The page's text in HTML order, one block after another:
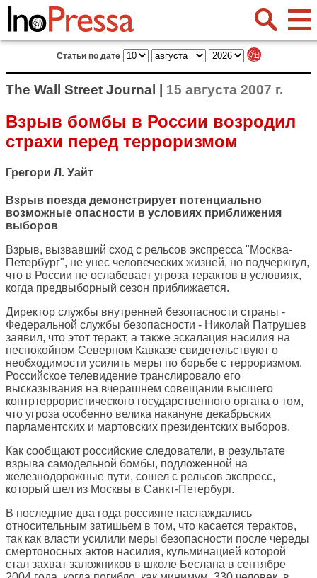
Статьи по дате
The Wall Street Journal | 15 августа 2007 г.
Взрыв бомбы в России возродил
страхи перед терроризмом
Грегори Л. Уайт
Взрыв поезда демонстрирует потенциально
возможные опасности в условиях приближения
выборов
Взрыв, вызвавший сход с рельсов экспресса "Москва-
Петербург", не унес человеческих жизней, но подчеркнул,
что в России не ослабевает угроза терактов в условиях,
когда предвыборный сезон приближается.
Директор службы внутренней безопасности страны -
Федеральной службы безопасности - Николай Патрушев
заявил, что этот теракт, а также эскалация насилия на
неспокойном Северном Кавказе свидетельствуют о
необходимости усилить меры по борьбе с терроризмом.
Российское телевидение транслировало его
высказывания на вчерашнем совещании высшего
контртеррористического государственного органа о том,
что угроза особенно велика накануне декабрьских
парламентских и мартовских президентских выборов.
Как сообщают российские следователи, в результате
взрыва самодельной бомбы, подложенной на
железнодорожные пути, сошел с рельсов экспресс,
который шел из Москвы в Санкт-Петербург.
В последние два года россияне наслаждались
относительным затишьем в том, что касается терактов,
так как власти усилили меры безопасности после череды
смертоносных актов насилия, кульминацией которой
стал захват заложников в школе Беслана в сентябре